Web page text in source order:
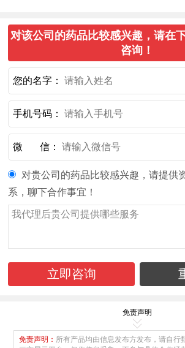
对该公司的药品比较感兴趣，请在
咨询！
您的名字：
手机号码：
微 信：
对贵公司的药品比较感兴趣，请提供
系，聊下合作事宜！
免责声明
免责声明： 所有产品均由信息发布方发布，请自行